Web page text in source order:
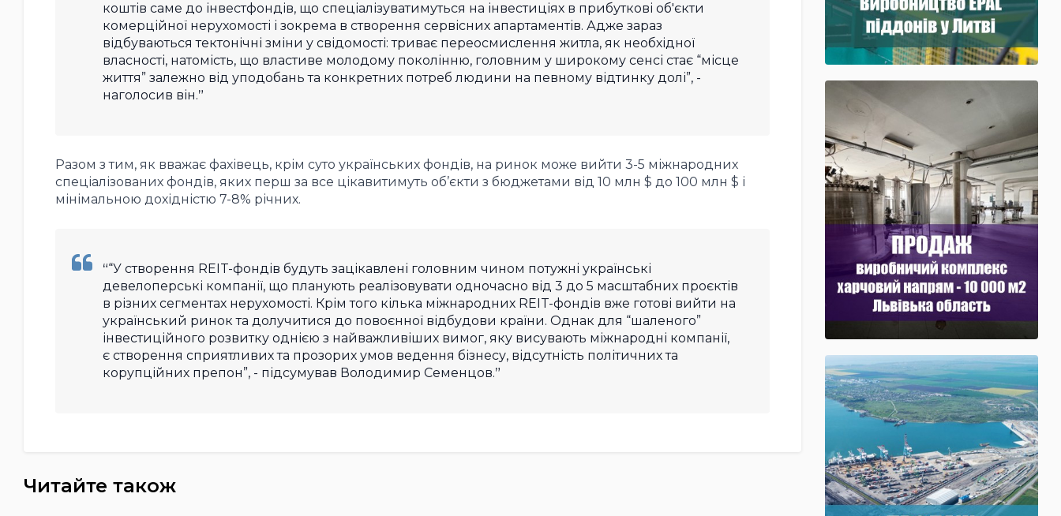
коштів саме до інвестфондів, що спеціалізуватимуться на інвестиціях в прибуткові об'єкти
комерційної нерухомості і зокрема в створення сервісних апартаментів. Адже зараз
відбуваються тектонічні зміни у свідомості: триває переосмислення житла, як необхідної
власності, натомість, що властиве молодому поколінню, головним у широкому сенсі стає “місце
життя” залежно від уподобань та конкретних потреб людини на певному відтинку долі”, -
наголосив він.
Разом з тим, як вважає фахівець, крім суто українських фондів, на ринок може вийти 3-5 міжнародних
спеціалізованих фондів, яких перш за все цікавитимуть об’єкти з бюджетами від 10 млн $ до 100 млн $ і
мінімальною дохідністю 7-8% річних.
“У створення REIT-фондів будуть зацікавлені головним чином потужні українські
девелоперські компанії, що планують реалізовувати одночасно від 3 до 5 масштабних проєктів
в різних сегментах нерухомості. Крім того кілька міжнародних REIT-фондів вже готові вийти на
український ринок та долучитися до повоєнної відбудови країни. Однак для “шаленого”
інвестиційного розвитку однією з найважливіших вимог, яку висувають міжнародні компанії,
є створення сприятливих та прозорих умов ведення бізнесу, відсутність політичних та
корупційних препон”, - підсумував Володимир Семенцов.
Читайте також